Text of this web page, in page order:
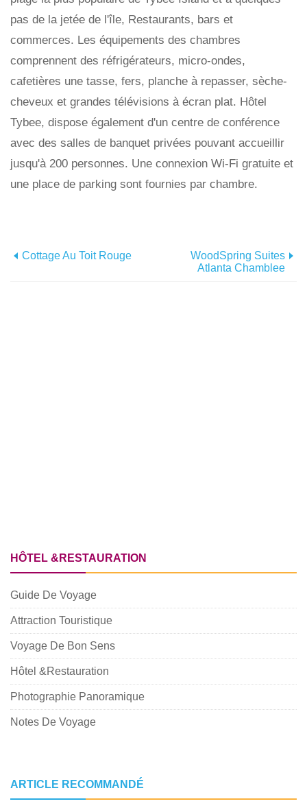
pas de la jetée de l'île, Restaurants, bars et
commerces. Les équipements des chambres
comprennent des réfrigérateurs, micro-ondes,
cafetières une tasse, fers, planche à repasser, sèche-
cheveux et grandes télévisions à écran plat. Hôtel
Tybee, dispose également d'un centre de conférence
avec des salles de banquet privées pouvant accueillir
jusqu'à 200 personnes. Une connexion Wi-Fi gratuite et
une place de parking sont fournies par chambre.
Cottage Au Toit Rouge
WoodSpring Suites
Atlanta Chamblee
HÔTEL &RESTAURATION
Guide De Voyage
Attraction Touristique
Voyage De Bon Sens
Hôtel &Restauration
Photographie Panoramique
Notes De Voyage
ARTICLE RECOMMANDÉ